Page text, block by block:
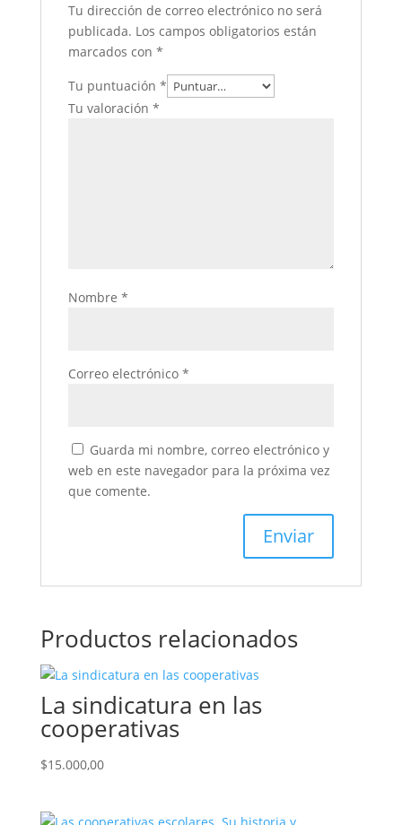
Tu dirección de correo electrónico no será
publicada. Los campos obligatorios están
marcados con *
Tu puntuación *
Tu valoración *
Nombre *
Correo electrónico *
Guarda mi nombre, correo electrónico y
web en este navegador para la próxima vez
que comente.
Productos relacionados
La sindicatura en las
cooperativas
$15.000,00